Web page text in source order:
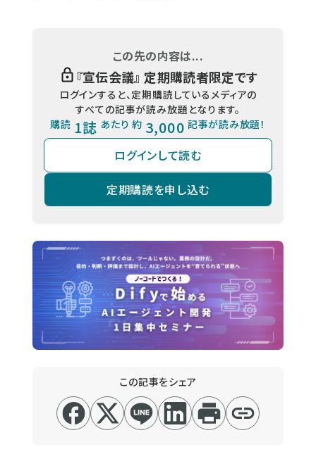
この先の内容は...
『宣伝会議』 定期購読者限定です
ログインすると、定期購読しているメディアの
すべての記事が読み放題となります。
購読 1誌 あたり 約 3,000 記事が読み放題！
ログインして読む
定期購読を申し込む
この記事をシェア